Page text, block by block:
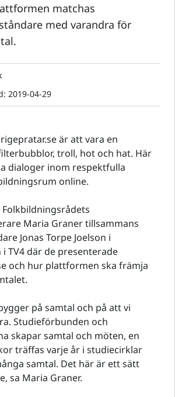
matchas
med varandra för
2019-04-29
är att vara en
troll, hot och hat. Här
dialoger inom respektfulla
online.
Maria Graner tillsammans
Jonas Torpe Joelson i
TV4 där de presenterade
och hur plattformen ska främja
på samtal och på att vi
Studieförbunden och
skapar samtal och möten, en
träffas varje år i studiecirklar
samtal. Det här är ett sätt
sa Maria Graner.